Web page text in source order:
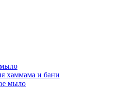
хаммама и бани
мыло